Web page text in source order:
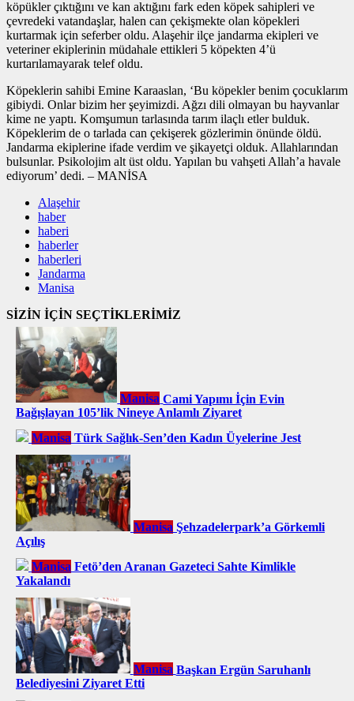
köpükler çıktığını ve kan aktığını fark eden köpek sahipleri ve
çevredeki vatandaşlar, halen can çekişmekte olan köpekleri
kurtarmak için seferber oldu. Alaşehir ilçe jandarma ekipleri ve
veteriner ekiplerinin müdahale ettikleri 5 köpekten 4’ü
kurtarılamayarak telef oldu.
Köpeklerin sahibi Emine Karaaslan, ‘Bu köpekler benim çocuklarım
gibiydi. Onlar bizim her şeyimizdi. Ağzı dili olmayan bu hayvanlar
kime ne yaptı. Komşumun tarlasında tarım ilaçlı etler bulduk.
Köpeklerim de o tarlada can çekişerek gözlerimin önünde öldü.
Jandarma ekiplerine ifade verdim ve şikayetçi olduk. Allahlarından
bulsunlar. Psikolojim alt üst oldu. Yapılan bu vahşeti Allah’a havale
ediyorum’ dedi. – MANİSA
Alaşehir
haber
haberi
haberler
haberleri
Jandarma
Manisa
SİZİN İÇİN SEÇTİKLERİMİZ
Manisa Cami Yapımı İçin Evin
Bağışlayan 105’lik Nineye Anlamlı Ziyaret
Manisa Türk Sağlık-Sen’den Kadın Üyelerine Jest
Manisa Şehzadelerpark’a Görkemli
Açılış
Manisa Fetö’den Aranan Gazeteci Sahte Kimlikle
Yakalandı
Manisa Başkan Ergün Saruhanlı
Belediyesini Ziyaret Etti